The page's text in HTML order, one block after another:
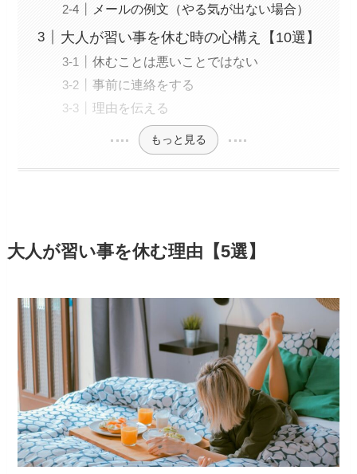
メールの例文（やる気が出ない場合）
大人が習い事を休む時の心構え【10選】
休むことは悪いことではない
事前に連絡をする
理由を伝える
もっと見る
大人が習い事を休む理由【5選】